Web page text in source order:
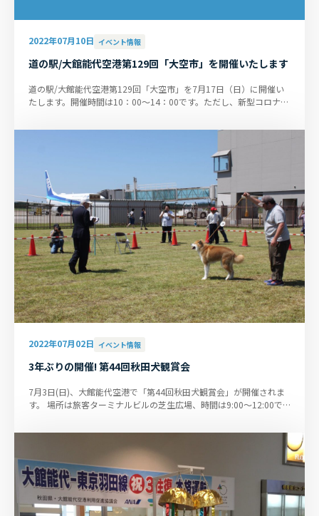
2022年07月10日 イベント情報
道の駅/大館能代空港第129回「大空市」を開催いたします
道の駅/大館能代空港第129回「大空市」を7月17日（日）に開催い
たします。開催時間は10：00～14：00です。ただし、新型コロナウ
2022年07月02日 イベント情報
3年ぶりの開催! 第44回秋田犬観賞会
7月3日(日)、大館能代空港で「第44回秋田犬観賞会」が開催されま
す。 場所は旅客ターミナルビルの芝生広場、時間は9:00〜12:00で